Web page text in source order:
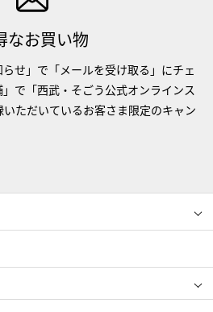
なお買い物
らせ」で「メールを受け取る」にチェ
で「西武・そごう公式オンラインス
いただいているお客さま限定のキャン
レディース